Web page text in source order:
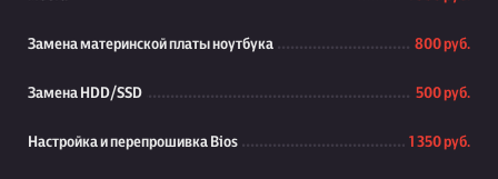
Замена материнской платы ноутбука 800 руб.
Замена HDD/SSD 500 руб.
Настройка и перепрошивка Bios 1 350 руб.